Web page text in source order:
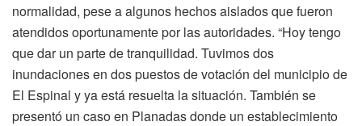
normalidad, pese a algunos hechos aislados que fueron
atendidos oportunamente por las autoridades. “Hoy tengo
que dar un parte de tranquilidad. Tuvimos dos
inundaciones en dos puestos de votación del municipio de
El Espinal y ya está resuelta la situación. También se
presentó un caso en Planadas donde un establecimiento